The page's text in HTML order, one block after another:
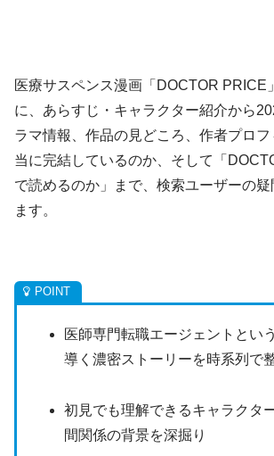
医療サスペンス漫画「DOCTOR PRICE
に、あらすじ・キャラクター紹介から
ラマ情報、作品の見どころ、作者プロ
当に完結しているのか、そして「
で読めるのか」まで、検索ユーザーの
ます。
医師専門転職エージェントとい
導く濃密ストーリーを時系列で
初見でも理解できるキャラクタ
間関係の背景を深掘り